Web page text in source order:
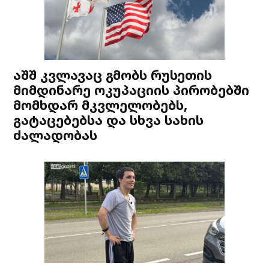
აშშ კვლავაც გმობს რუსეთის
მიმდინარე ოკუპაციის პირობებში
მომხდარ მკვლელობებს,
გატაცებებსა და სხვა სახის
ძალადობას